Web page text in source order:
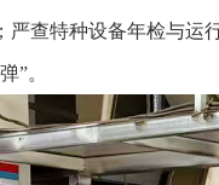
严查特种设备年检与运
”。